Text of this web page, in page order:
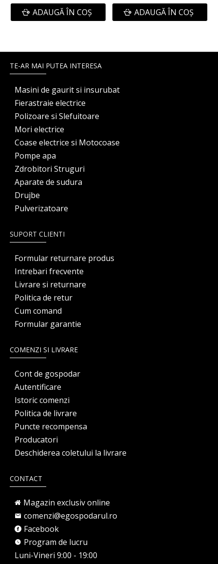
ADAUGĂ ÎN COŞ ADAUGĂ ÎN COŞ
TE-AR MAI PUTEA INTERESA
Masini de gaurit si insurubat
Fierastraie electrice
Polizoare si Slefuitoare
Mori electrice
Coase electrice si Motocoase
Pompe apa
Zdrobitori Struguri
Aparate de sudura
Drujbe
Pulverizatoare
SUPORT CLIENTI
Formular returnare produs
Intrebari frecvente
Livrare si returnare
Politica de retur
Cum comand
Formular garantie
COMENZI SI LIVRARE
Cont de gospodar
Autentificare
Istoric comenzi
Politica de livrare
Puncte recompensa
Producatori
Deschiderea coletului la livrare
CONTACT
Magazin exclusiv online
comenzi@egospodarul.ro
Facebook
Program de lucru
Luni-Vineri 9:00 - 19:00